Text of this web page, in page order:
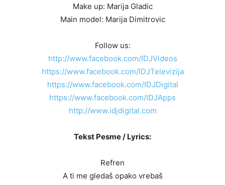
Make up: Marija Gladic
Main model: Marija Dimitrovic
Follow us:
http://www.facebook.com/IDJVideos
https://www.facebook.com/IDJTelevizija
https://www.facebook.com/IDJDigital
https://www.facebook.com/IDJApps
http://www.idjdigital.com
Tekst Pesme / Lyrics:
Refren
A ti me gledaš opako vrebaš